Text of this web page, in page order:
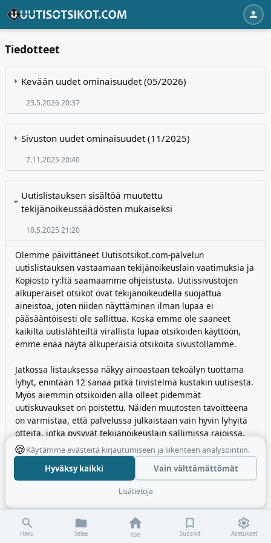
Tiedotteet
Kevään uudet ominaisuudet (05/2026)
23.5.2026 20:37
Sivuston uudet ominaisuudet (11/2025)
7.11.2025 20:40
Uutislistauksen sisältöä muutettu
tekijänoikeussäädösten mukaiseksi
10.5.2025 21:20
Olemme päivittäneet Uutisotsikot.com-palvelun
uutislistauksen vastaamaan tekijänoikeuslain vaatimuksia ja
Kopiosto ry:ltä saamaamme ohjeistusta. Uutissivustojen
alkuperäiset otsikot ovat tekijänoikeudella suojattua
aineistoa, joten niiden näyttäminen ilman lupaa ei
pääsääntöisesti ole sallittua. Koska emme ole saaneet
kaikilta uutislähteiltä virallista lupaa otsikoiden käyttöön,
emme enää näytä alkuperäisiä otsikoita sivustollamme.
Jatkossa listauksessa näkyy ainoastaan tekoälyn tuottama
lyhyt, enintään 12 sanaa pitkä tiivistelmä kustakin uutisesta.
Myös aiemmin otsikoiden alla olleet pidemmät
uutiskuvaukset on poistettu. Näiden muutosten tavoitteena
on varmistaa, että palvelussa julkaistaan vain hyvin lyhyitä
otteita, jotka pysyvät tekijänoikeuslain sallimissa rajoissa.
Haku Selaa Koti Suosikit Asetukset
🍪Käytämme evästeitä kirjautumiseen ja liikenteen analysointiin.
Hyväksy kaikki
Vain välttämättömät
Lisätietoja